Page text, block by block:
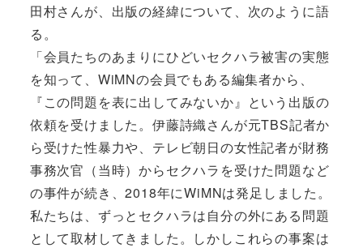
田村さんが、出版の経緯について、次のように語
る。
「会員たちのあまりにひどいセクハラ被害の実態
を知って、WiMNの会員でもある編集者から、
『この問題を表に出してみないか』という出版の
依頼を受けました。伊藤詩織さんが元TBS記者か
ら受けた性暴力や、テレビ朝日の女性記者が財務
事務次官（当時）からセクハラを受けた問題など
の事件が続き、2018年にWiMNは発足しました。
私たちは、ずっとセクハラは自分の外にある問題
として取材してきました。しかしこれらの事案は